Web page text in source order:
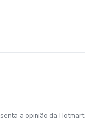
a opinião da